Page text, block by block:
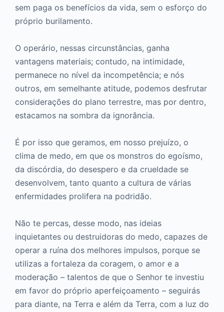
sem paga os benefícios da vida, sem o esforço do
próprio burilamento.
O operário, nessas circunstâncias, ganha
vantagens materiais; contudo, na intimidade,
permanece no nível da incompetência; e nós
outros, em semelhante atitude, podemos desfrutar
considerações do plano terrestre, mas por dentro,
estacamos na sombra da ignorância.
É por isso que geramos, em nosso prejuízo, o
clima de medo, em que os monstros do egoísmo,
da discórdia, do desespero e da crueldade se
desenvolvem, tanto quanto a cultura de várias
enfermidades prolifera na podridão.
Não te percas, desse modo, nas ideias
inquietantes ou destruidoras do medo, capazes de
operar a ruína dos melhores impulsos, porque se
utilizas a fortaleza da coragem, o amor e a
moderação – talentos de que o Senhor te investiu
em favor do próprio aperfeiçoamento – seguirás
para diante, na Terra e além da Terra, com a luz do